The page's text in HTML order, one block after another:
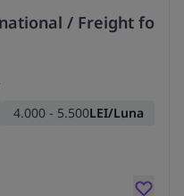
/ Freight fo
4.000 - 5.500LEI/Luna